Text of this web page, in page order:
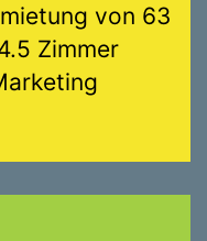
von 63
Zimmer